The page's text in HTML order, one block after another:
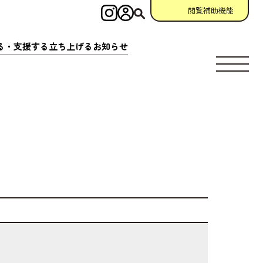
・ 支援する立ち 上げる お知らせ
インスタグラム
ログイン 閲覧補助機能